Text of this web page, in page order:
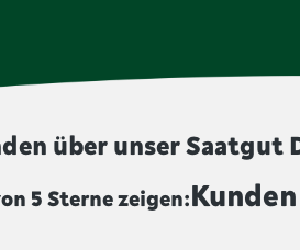
über unser Saatgut
5 Sterne zeigen: